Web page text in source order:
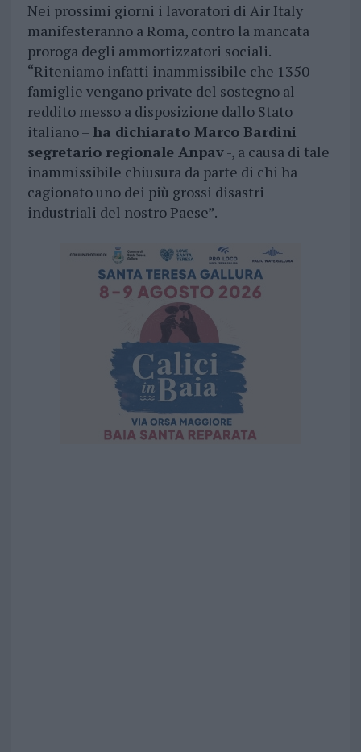
Nei prossimi giorni i lavoratori di Air Italy
manifesteranno a Roma, contro la mancata
proroga degli ammortizzatori sociali.
“Riteniamo infatti inammissibile che 1350
famiglie vengano private del sostegno al
reddito messo a disposizione dallo Stato
italiano – ha dichiarato Marco Bardini
segretario regionale Anpav-, a causa di tale
inammissibile chiusura da parte di chi ha
cagionato uno dei più grossi disastri
industriali del nostro Paese”.